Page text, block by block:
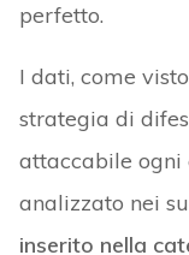
perfetto.
I dati, come
strategia di
attaccabile ogni
analizzato nei
inserito nella